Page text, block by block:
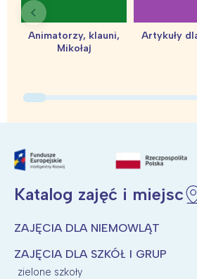
Animatorzy, klauni,
Mikołaj
Artykuły
Katalog zajęć i miejsc
ZAJĘCIA DLA NIEMOWLĄT
ZAJĘCIA DLA SZKÓŁ I GRUP
zielone szkoły